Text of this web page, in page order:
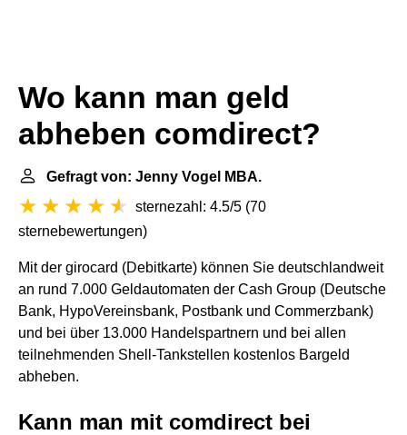
Wo kann man geld
abheben comdirect?
Gefragt von: Jenny Vogel MBA.
sternezahl: 4.5/5 (70
sternebewertungen)
Mit der girocard (Debitkarte) können Sie deutschlandweit
an rund 7.000 Geldautomaten der Cash Group (Deutsche
Bank, HypoVereinsbank, Postbank und Commerzbank)
und bei über 13.000 Handelspartnern und bei allen
teilnehmenden Shell-Tankstellen kostenlos Bargeld
abheben.
Kann man mit comdirect bei